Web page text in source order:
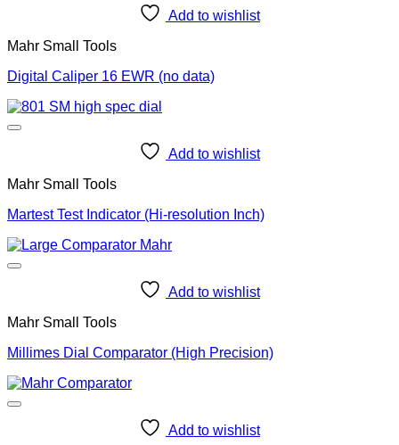
Add to wishlist
Mahr Small Tools
Digital Caliper 16 EWR (no data)
Add to wishlist
Mahr Small Tools
Martest Test Indicator (Hi-resolution Inch)
Add to wishlist
Mahr Small Tools
Millimes Dial Comparator (High Precision)
Add to wishlist